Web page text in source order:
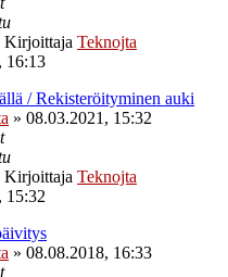
Kirjoittaja Teknojta
16:13
/ Rekisteröityminen auki
» 08.03.2021, 15:32
Kirjoittaja Teknojta
15:32
» 08.08.2018, 16:33